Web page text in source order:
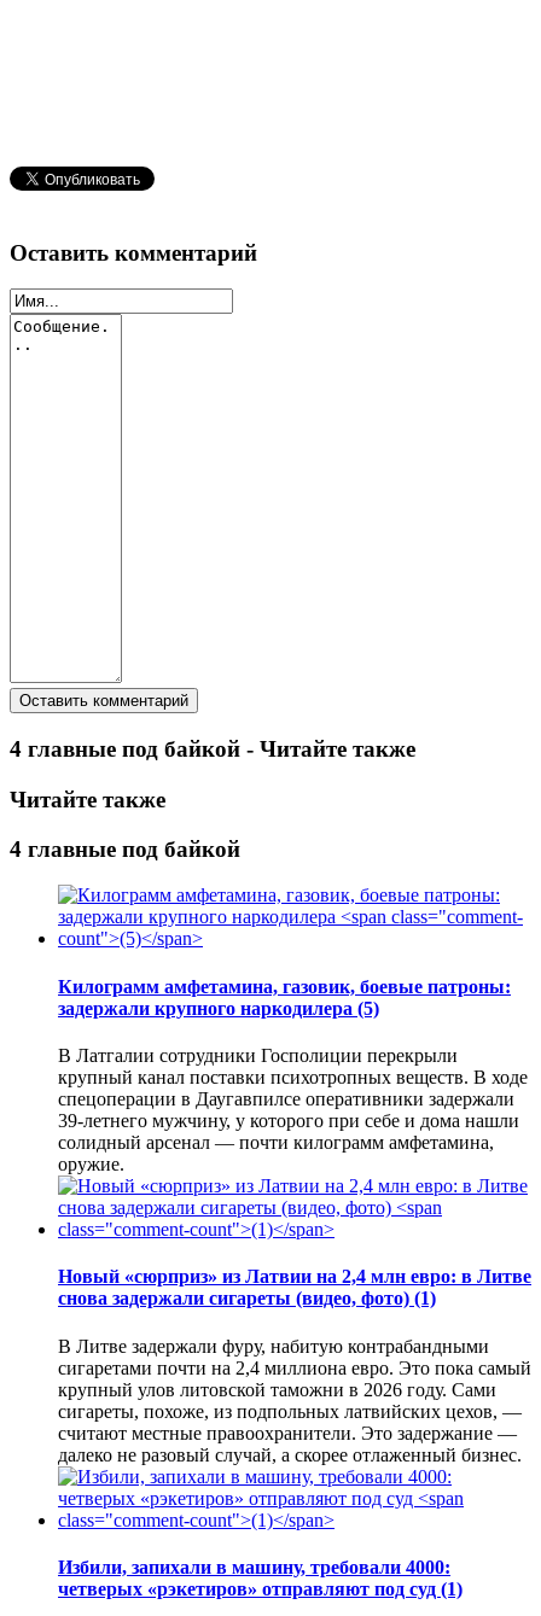
Оставить комментарий
4 главные под байкой - Читайте также
Читайте также
4 главные под байкой
Килограмм амфетамина, газовик, боевые патроны:
задержали крупного наркодилера (5)
В Латгалии сотрудники Госполиции перекрыли
крупный канал поставки психотропных веществ. В ходе
спецоперации в Даугавпилсе оперативники задержали
39-летнего мужчину, у которого при себе и дома нашли
солидный арсенал — почти килограмм амфетамина,
оружие.
Новый «сюрприз» из Латвии на 2,4 млн евро: в Литве
снова задержали сигареты (видео, фото) (1)
В Литве задержали фуру, набитую контрабандными
сигаретами почти на 2,4 миллиона евро. Это пока самый
крупный улов литовской таможни в 2026 году. Сами
сигареты, похоже, из подпольных латвийских цехов, —
считают местные правоохранители. Это задержание —
далеко не разовый случай, а скорее отлаженный бизнес.
Избили, запихали в машину, требовали 4000:
четверых «рэкетиров» отправляют под суд (1)